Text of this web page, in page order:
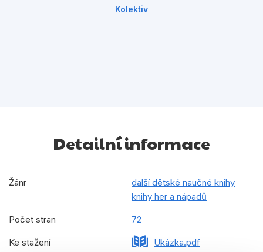
Kolektiv
Detailní informace
Žánr
další dětské naučné knihy
knihy her a nápadů
Počet stran 72
Ke stažení Ukázka.pdf